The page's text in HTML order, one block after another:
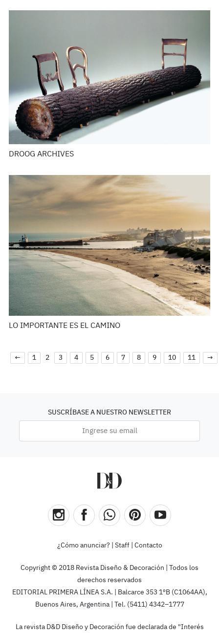
DROOG ARCHIVES
LO IMPORTANTE ES EL CAMINO
← 1 2 3 4 5 6 7 8 9 10 11 →
SUSCRÍBASE A NUESTRO NEWSLETTER
¿Cómo anunciar? Staff| Contacto
Copyright © 2018 Revista Diseño & Decoración | Todos los
derechos reservados
EDITORIAL PRIMERA LÍNEA S.A. | Balcarce 353 1ºB (C1064AA),
Buenos Aires, Argentina | Tel. (5411) 4342–1777
La revista D&D Diseño y Decoración fue declarada de "Interés